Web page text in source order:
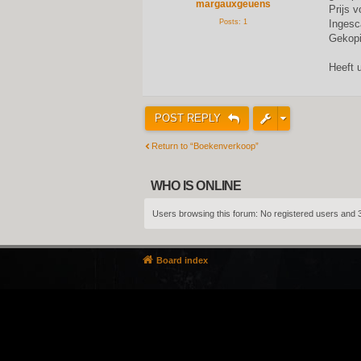
margauxgeuens
Posts: 1
Prijs
Heeft
POST REPLY
Return to “Boekenverkoop”
WHO IS ONLINE
Users browsing this forum: No registered users and
Board index